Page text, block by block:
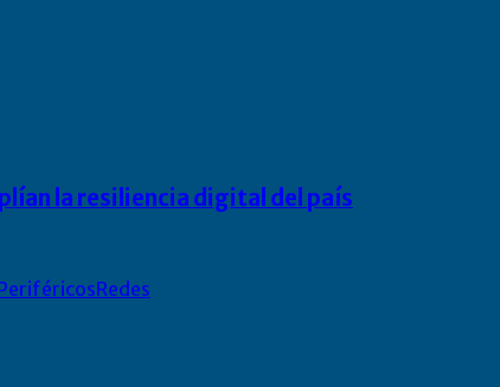
la resiliencia digital del país
Redes